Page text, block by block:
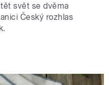
svět se dvěma
Český rozhlas